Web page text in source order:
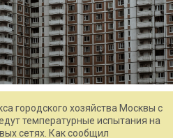
городского хозяйства Москвы с
температурные испытания на
сетях. Как сообщил